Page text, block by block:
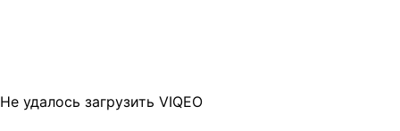
Не удалось загрузить VIQEO